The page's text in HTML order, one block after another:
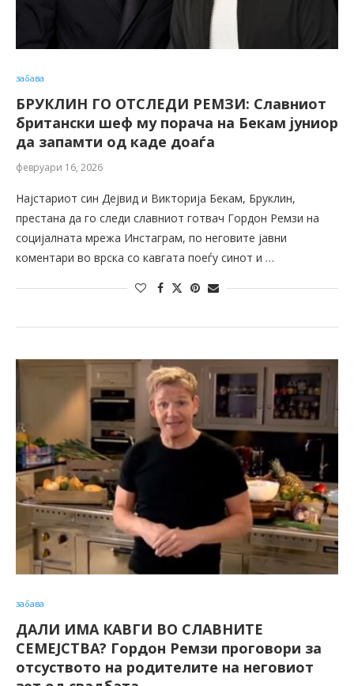
забава
БРУКЛИН ГО ОТСЛЕДИ РЕМЗИ: Славниот
британски шеф му порача на Бекам јуниор
да запамти од каде доаѓа
февруари 16, 2026
Најстариот син Дејвид и Викторија Бекам, Бруклин,
престана да го следи славниот готвач Гордон Ремзи на
социјалната мрежа Инстаграм, по неговите јавни
коментари во врска со кавгата поеѓу синот и …
забава
ДАЛИ ИМА КАВГИ ВО СЛАВНИТЕ
СЕМЕЈСТВА? Гордон Ремзи проговори за
отсуството на родителите на неговиот